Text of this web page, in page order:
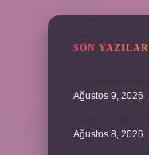
SON YAZILAR
Ağustos 9, 2026
Ağustos 8, 2026